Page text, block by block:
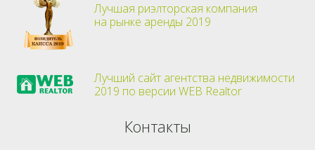
Лучшая риэлторская компания
на рынке аренды 2019
Лучший сайт агентства недвижимости
2019 по версии WEB Realtor
Контакты